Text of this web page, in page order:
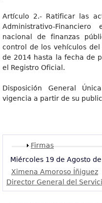
Artículo 2.- Ratificar las
Administrativo-
nacional de finanzas
control de los vehículos
de 2014 hasta la fecha de
el Registro Oficial.
Disposición General
vigencia a partir de su
Mostrar
Firmas
Miércoles 19 de Agosto
Ximena Amoroso Íñiguez
Director General del